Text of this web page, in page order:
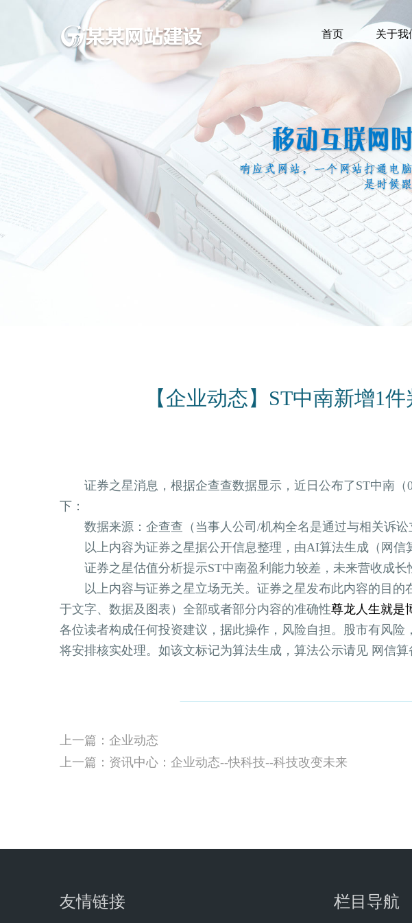
首页 关于我
【企业动态】ST中南新增1
证券之星消息，根据企查查数据显示，近日公布了ST中南（
下：
数据来源：企查查（当事人公司/机构全名是通过与相关诉讼
以上内容为证券之星据公开信息整理，由AI算法生成（网信算
证券之星估值分析提示ST中南盈利能力较差，未来营收成长
以上内容与证券之星立场无关。证券之星发布此内容的目的
于文字、数据及图表）全部或者部分内容的准确性尊龙人生就是
各位读者构成任何投资建议，据此操作，风险自担。股市有风
将安排核实处理。如该文标记为算法生成，算法公示请见 网信算
上一篇：企业动态
上一篇：资讯中心：企业动态--快科技--科技改变未来
友情链接 栏目导航